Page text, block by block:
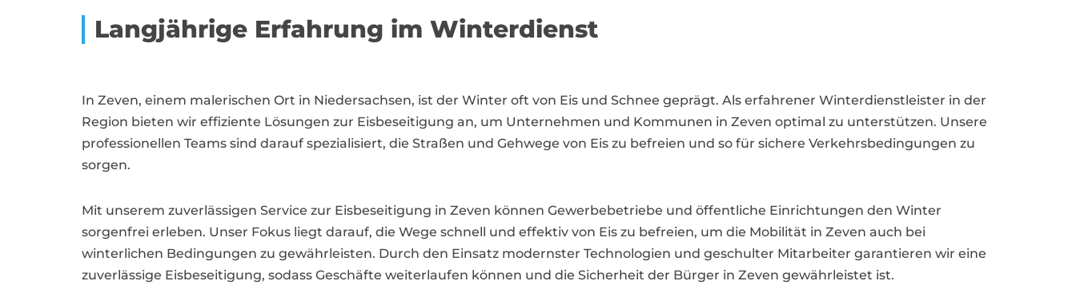
Langjährige Erfahrung im Winterdienst
In Zeven, einem malerischen Ort in Niedersachsen, ist der Winter oft von Eis und Schnee geprägt. Als erfahrener Winterdienstleister in der
Region bieten wir effiziente Lösungen zur Eisbeseitigung an, um Unternehmen und Kommunen in Zeven optimal zu unterstützen. Unsere
professionellen Teams sind darauf spezialisiert, die Straßen und Gehwege von Eis zu befreien und so für sichere Verkehrsbedingungen zu
sorgen.
Mit unserem zuverlässigen Service zur Eisbeseitigung in Zeven können Gewerbebetriebe und öffentliche Einrichtungen den Winter
sorgenfrei erleben. Unser Fokus liegt darauf, die Wege schnell und effektiv von Eis zu befreien, um die Mobilität in Zeven auch bei
winterlichen Bedingungen zu gewährleisten. Durch den Einsatz modernster Technologien und geschulter Mitarbeiter garantieren wir eine
zuverlässige Eisbeseitigung, sodass Geschäfte weiterlaufen können und die Sicherheit der Bürger in Zeven gewährleistet ist.